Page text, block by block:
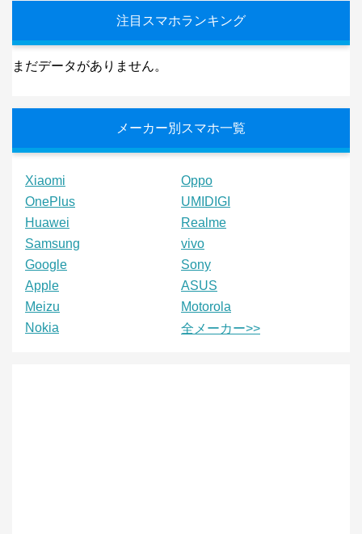
注目スマホランキング
まだデータがありません。
メーカー別スマホ一覧
Xiaomi
Oppo
OnePlus
UMIDIGI
Huawei
Realme
Samsung
vivo
Google
Sony
Apple
ASUS
Meizu
Motorola
Nokia
全メーカー>>